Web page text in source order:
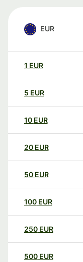
EUR
1 EUR
5 EUR
10 EUR
20 EUR
50 EUR
100 EUR
250 EUR
500 EUR